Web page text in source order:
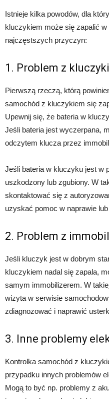
Istnieje kilka powodów, dla
kluczykiem może się zapalić
najczęstszych przyczyn:
1. Problem z
Pierwszą rzeczą, którą
samochód z kluczykiem się
Upewnij się, że bateria w
Jeśli bateria jest wyczerpana,
odczytem klucza przez
Jeśli bateria w kluczyku jest w
uszkodzony lub zgubiony. W
skontaktować się z
uzyskać pomoc w naprawie
2. Problem z
Jeśli kluczyk jest w dobrym
kluczykiem nadal się zapala,
samym immobilizerem. W
wizyta w serwisie
zdiagnozować i naprawić
3. Inne problemy
Kontrolka samochód z
przypadku innych problemów
Mogą to być np. problemy z